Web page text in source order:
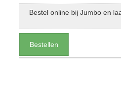
Bestel online bij Jumbo en
Bestellen